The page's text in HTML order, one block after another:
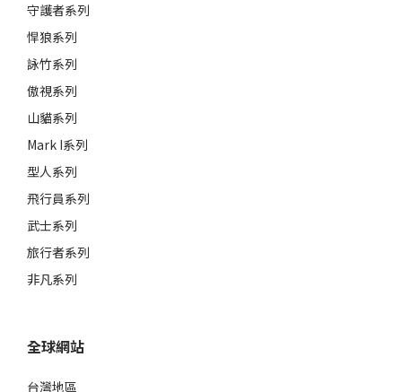
守護者系列
悍狼系列
詠竹系列
傲視系列
山貓系列
Mark I系列
型人系列
飛行員系列
武士系列
旅行者系列
非凡系列
全球網站
台灣地區